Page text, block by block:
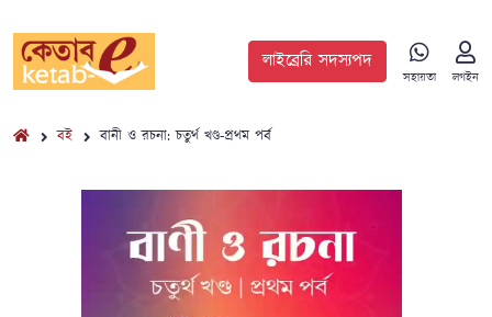
লাইব্রেরি সদস্যপদ
সহায়তা লগইন
বই বানী ও রচনা: চতুর্থ খণ্ড-প্রথম পর্ব